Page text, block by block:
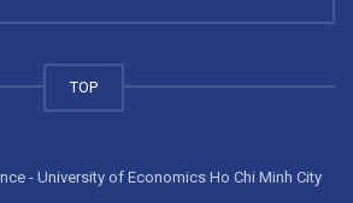
TOP
- University of Economics Ho Chi Minh City